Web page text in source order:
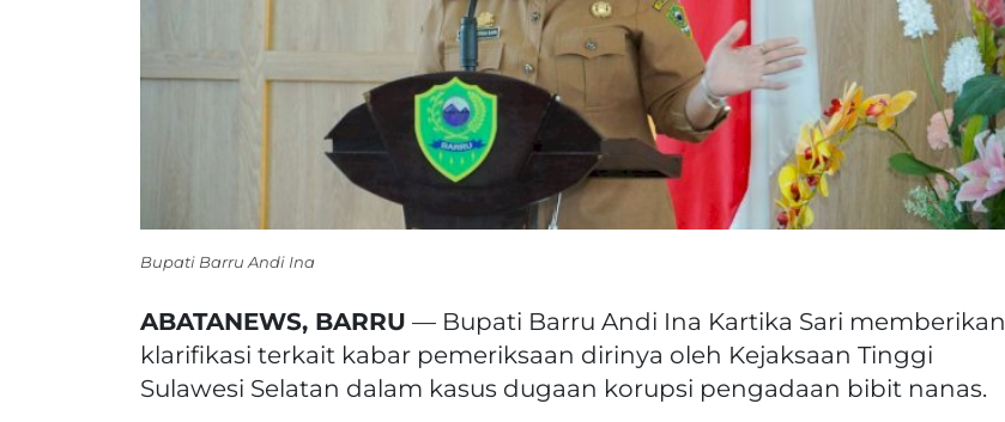
Bupati Barru Andi Ina
ABATANEWS, BARRU — Bupati Barru Andi Ina Kartika Sari memberikan
klarifikasi terkait kabar pemeriksaan dirinya oleh Kejaksaan Tinggi
Sulawesi Selatan dalam kasus dugaan korupsi pengadaan bibit nanas.